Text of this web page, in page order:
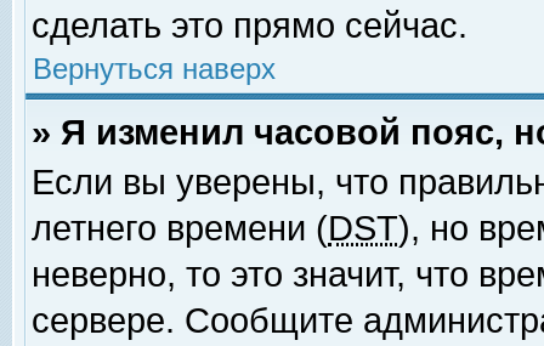
сделать это прямо сейчас.
Вернуться наверх
» Я изменил часовой пояс,
Если вы уверены, что
летнего времени (DST), но
неверно, то это значит, что
сервере. Сообщите